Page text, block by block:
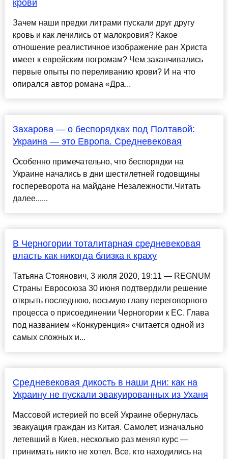
крови
Зачем наши предки литрами пускали друг другу
кровь и как лечились от малокровия? Какое
отношение реалистичное изображение ран Христа
имеет к еврейским погромам? Чем заканчивались
первые опыты по переливанию крови? И на что
опирался автор романа «Дра...
Захарова — о беспорядках под Полтавой:
Украина — это Европа. Средневековая
Особенно примечательно, что беспорядки на
Украине начались в дни шестилетней годовщины
госпереворота на майдане Незалежности.Читать
далее......
В Черногории тоталитарная средневековая
власть как никогда близка к краху
Татьяна Стоянович, 3 июля 2020, 19:11 — REGNUM
Страны Евросоюза 30 июня подтвердили решение
открыть последнюю, восьмую главу переговорного
процесса о присоединении Черногории к ЕС. Глава
под названием «Конкуренция» считается одной из
самых сложных и...
Средневековая дикость в наши дни: как на
Украину не пускали эвакуированных из Уханя
Массовой истерией по всей Украине обернулась
эвакуация граждан из Китая. Самолет, изначально
летевший в Киев, несколько раз менял курс —
принимать никто не хотел. Все, кто находились на